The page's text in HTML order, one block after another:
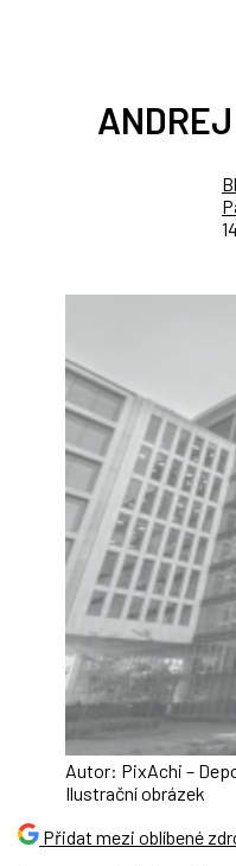
Autor: PixAchi –
Ilustrační obrázek
Přidat mezi oblíbené